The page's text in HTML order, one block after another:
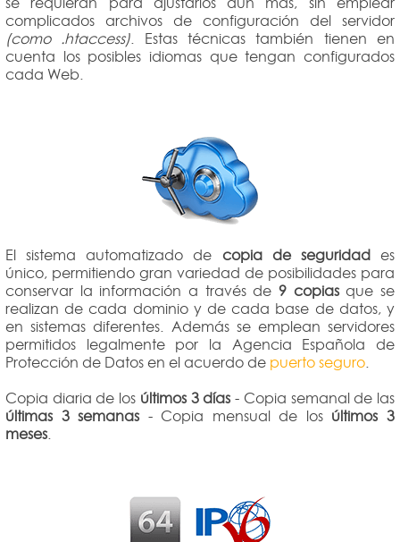
complicados archivos de configuración del servidor
(como .htaccess). Estas técnicas también tienen en
cuenta los posibles idiomas que tengan configurados
cada Web.
El sistema automatizado de copia de seguridades
único, permitiendo gran variedad de posibilidades para
conservar la información a través de 9 copiasque se
realizan de cada dominio y de cada base de datos, y
en sistemas diferentes. Además se emplean servidores
permitidos legalmente por la Agencia Española de
Protección de Datos en el acuerdo de puerto seguro.
Copia diaria de los últimos 3 días - Copia semanal de las
últimas 3 semanas - Copia mensual de los últimos 3
meses.